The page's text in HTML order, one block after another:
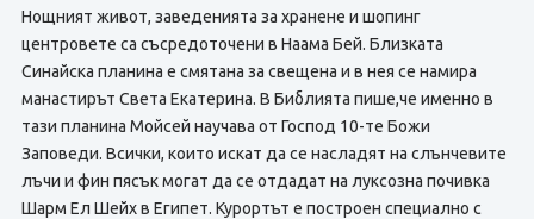
Нощният живот, заведенията за хранене и шопинг
центровете са съсредоточени в Наама Бей. Близката
Синайска планина е смятана за свещена и в нея се намира
манастирът Света Екатерина. В Библията пише,че именно в
тази планина Мойсей научава от Господ 10-те Божи
Заповеди. Всички, които искат да се насладят на слънчевите
лъчи и фин пясък могат да се отдадат на луксозна почивка
Шарм Ел Шейх в Египет. Курортът е построен специално с